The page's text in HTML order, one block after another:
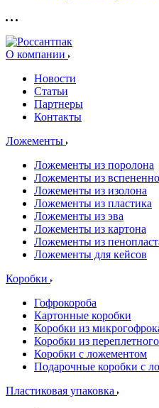
О компании
Новости
Статьи
Партнеры
Контакты
Ложементы
Ложементы из поролона
Ложементы из
Ложементы из изолона
Ложементы из пластика
Ложементы из эва
Ложементы из картона
Ложементы из
Ложементы для кейсов
Коробки
Гофрокороба
Картонные коробки
Коробки из
Коробки из
Коробки с ложементом
Подарочные коробки с
Пластиковая упаковка